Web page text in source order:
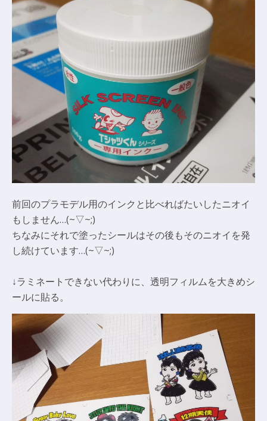
前回のプラモデル用のインクと比べればたいしたニオイ
もしません…(~▽~;)
ちなみにそれで塗ったシールはその後もそのニオイを発
し続けています…(~▽~;)
↓ラミネートできない代わりに、透明フィルムを大きめシ
ールに貼る。